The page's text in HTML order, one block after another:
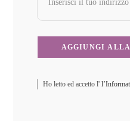
Ho letto ed accetto l'